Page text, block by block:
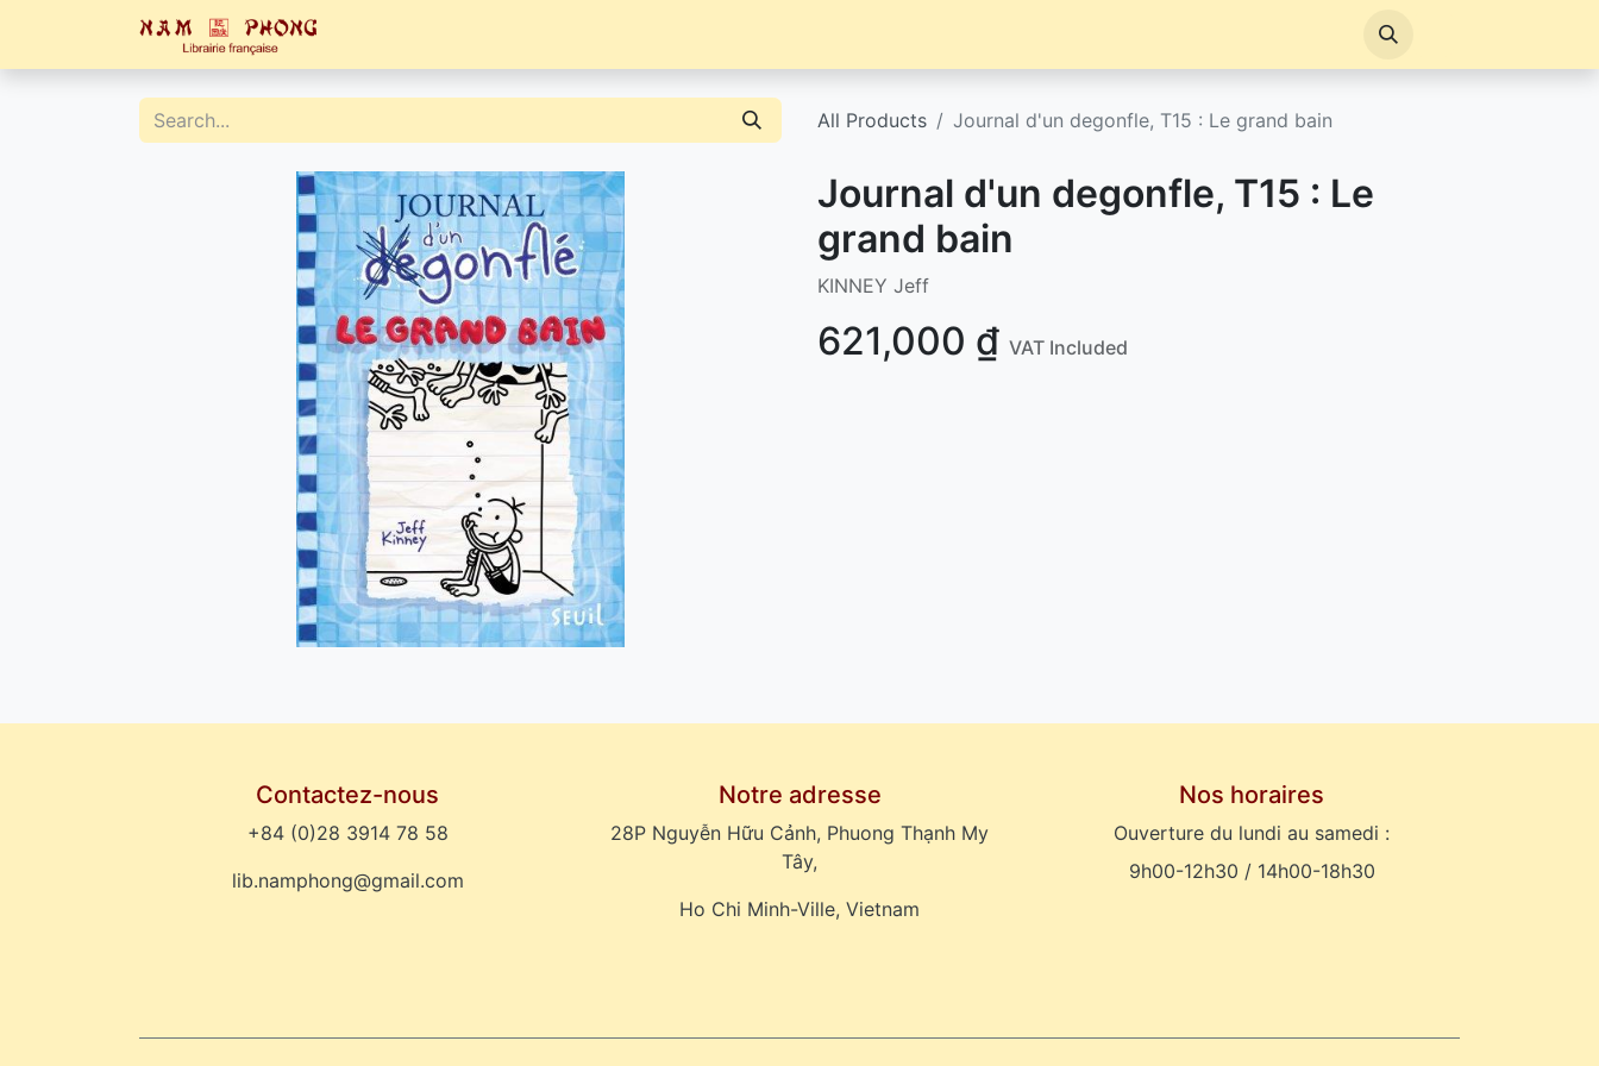
All Products Journal d'un degonfle, T15 : Le grand bain
Journal d'un degonfle, T15 : Le
grand bain
KINNEY Jeff
621,000 ₫ VAT Included
Contactez-nous
+84 (0)28 3914 78 58
lib.namphong@gmail.com
Notre adresse
28P Nguyễn Hữu Cảnh, Phuong Thạnh My
Tây,
Ho Chi Minh-Ville, Vietnam
Nos horaires
Ouverture du lundi au samedi :
9h00-12h30 / 14h00-18h30